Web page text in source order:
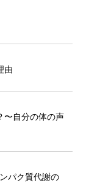
由
〜自分の体の声
パク質代謝の